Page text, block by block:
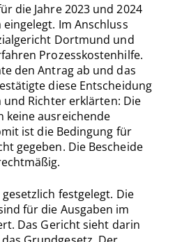
die Jahre 2023 und 2024
Im Anschluss
Dortmund und
Prozesskostenhilfe.
den Antrag ab und das
diese Entscheidung
Richter erklärten: Die
keine ausreichende
ist die Bedingung für
gegeben. Die Bescheide
festgelegt. Die
für die Ausgaben im
Das Gericht sieht darin